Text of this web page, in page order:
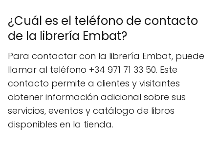
¿Cuál es el teléfono de contacto
de la librería Embat?
Para contactar con la librería Embat, puede
llamar al teléfono +34 971 71 33 50. Este
contacto permite a clientes y visitantes
obtener información adicional sobre sus
servicios, eventos y catálogo de libros
disponibles en la tienda.